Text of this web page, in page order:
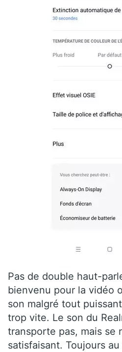
Pas de double haut-
bienvenu pour la vidéo
son malgré tout
trop vite. Le son du
transporte pas, mais se
satisfaisant. Toujours